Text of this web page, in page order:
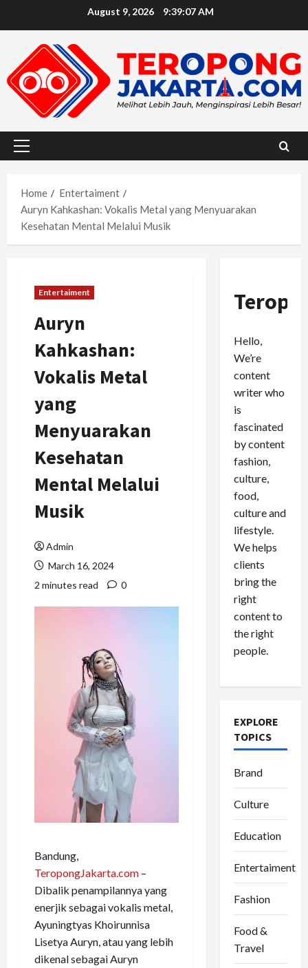
August 9, 2026 9:39:08 AM
Primary
Home
Entertaiment
Auryn Kahkashan: Vokalis Metal yang Menyuarakan
Kesehatan Mental Melalui Musik
Entertaiment
Auryn
Kahkashan:
Vokalis Metal
yang
Menyuarakan
Kesehatan
Mental Melalui
Musik
Admin
March 16, 2024
2 minutes read
0
Bandung,
TeropongJakarta.com –
Dibalik penampilannya yang
enerjik sebagai vokalis metal,
Ayuningtyas Khoirunnisa
Lisetya Auryn, atau yang lebih
dikenal sebagai Auryn
Hello,
We’re
content
writer who
is
fascinated
by content
fashion,
culture,
food,
culture and
lifestyle.
We helps
clients
bring the
right
content to
the right
people.
EXPLORE
TOPICS
Brand
Culture
Education
Entertaiment
Fashion
Food &
Travel